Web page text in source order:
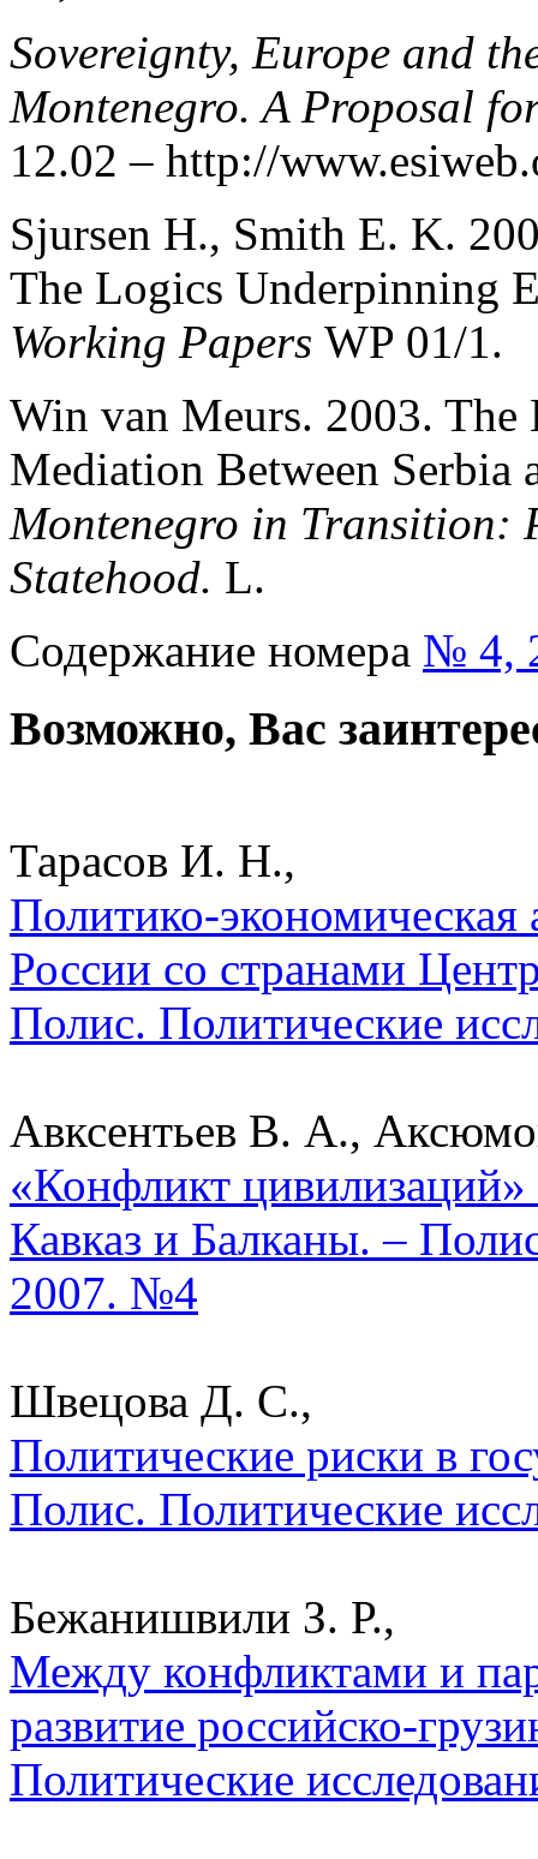
Sovereignty, Europe and
Montenegro. A Proposal
12.02 – http://
Sjursen H., Smith E. K.
The Logics Underpinning
Working Papers WP 01/1.
Win van Meurs. 2003. The
Mediation Between Serbia
Montenegro in Transition:
Statehood. L.
Содержание номера № 4,
Возможно, Вас
Тарасов И. Н.,
Политико-
России со странами
Полис. Политические
Авксентьев В. А.,
«Конфликт
Кавказ и Балканы. –
2007. №4
Швецова Д. С.,
Политические риски в
Полис. Политические
Бежанишвили З. Р.,
Между конфликтами и
развитие российско-
Политические